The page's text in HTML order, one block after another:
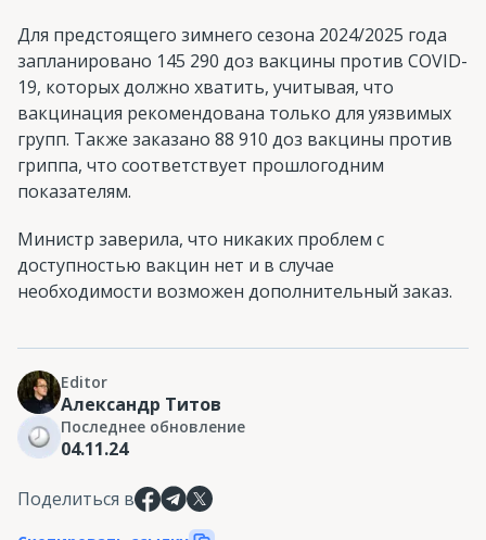
Для предстоящего зимнего сезона 2024/2025 года
запланировано 145 290 доз вакцины против COVID-
19, которых должно хватить, учитывая, что
вакцинация рекомендована только для уязвимых
групп. Также заказано 88 910 доз вакцины против
гриппа, что соответствует прошлогодним
показателям.
Министр заверила, что никаких проблем с
доступностью вакцин нет и в случае
необходимости возможен дополнительный заказ.
Editor
Александр Титов
Последнее обновление
04.11.24
Поделиться в